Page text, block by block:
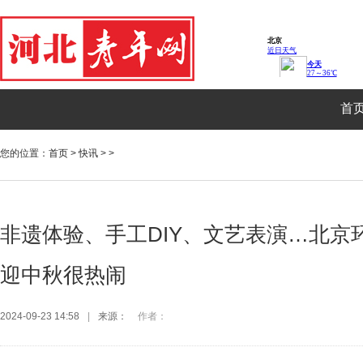
首
您的位置： 首页 >快讯 > >
非遗体验、手工DIY、文艺表演…北京
迎中秋很热闹
2024-09-23 14:58 来源： 作者：